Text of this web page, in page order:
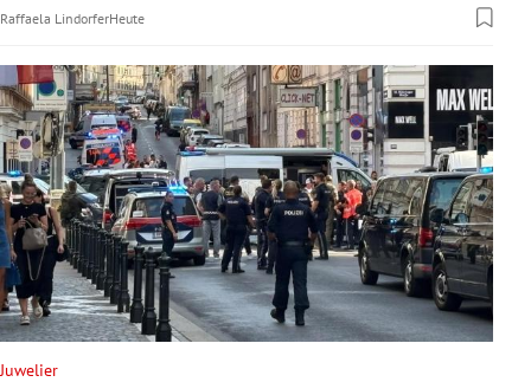
Untermenü
Untermenü
Untermenü
Untermenü
Raffaela LindorferHeute
Juwelier